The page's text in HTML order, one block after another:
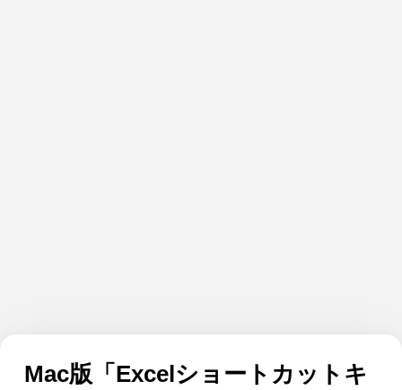
Mac版「Excelショートカットキ